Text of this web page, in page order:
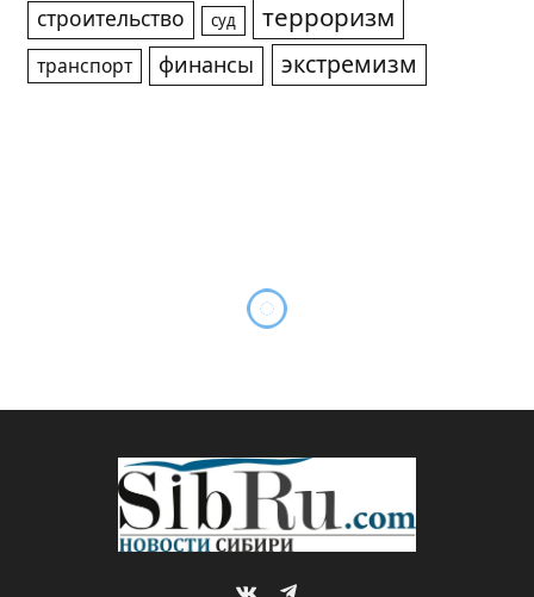
строительство суд терроризм
транспорт финансы экстремизм